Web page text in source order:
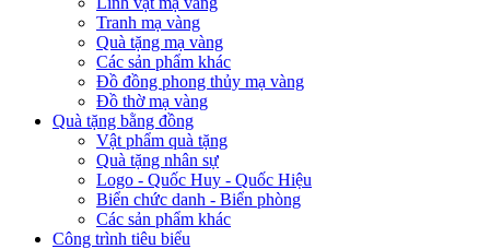
Tranh mạ vàng
Quà tặng mạ vàng
Các sản phẩm khác
Đồ đồng phong thủy mạ vàng
Đồ thờ mạ vàng
Quà tặng bằng đồng
Vật phẩm quà tặng
Quà tặng nhân sự
Logo - Quốc Huy - Quốc Hiệu
Biển chức danh - Biển phòng
Các sản phẩm khác
Công trình tiêu biểu